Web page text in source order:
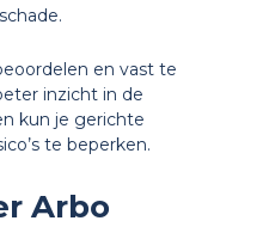
en vast te
inzicht in de
kun je gerichte
te beperken.
Arbo